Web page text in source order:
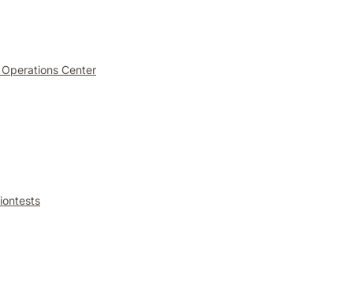
Center